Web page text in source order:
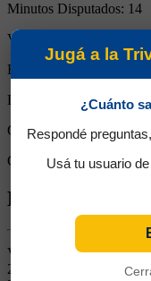
Minutos Disputados: 14
Victorias:
Empates:
Derrotas:
Goles de Boca:0
Goles rivales: 0
Biografía de
Volante Derecho. Ganó
2006, Sudamericanas
Jugá a la
¿Cuánto
Respondé
Usá tu usuario de